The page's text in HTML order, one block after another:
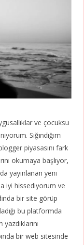
ve çocuksu
Sığındığım
piyasasını fark
okumaya başlıyor,
yayınlanan yeni
iyi hissediyorum ve
bir site görüp
bu platformda
bir web sitesinde